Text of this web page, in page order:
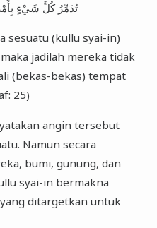
تُدَمِّرُ كُلَّ شَيْءٍ
sesuatu (kullu syai-in)
jadilah mereka tidak
(bekas-bekas) tempat
25)
angin tersebut
Namun secara
bumi, gunung, dan
syai-in bermakna
ditargetkan untuk